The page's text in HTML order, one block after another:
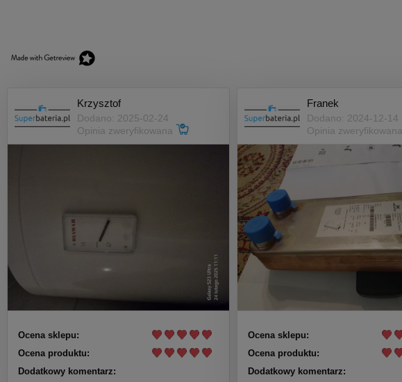
Krzysztof
Dodano: 2025-02-24
Opinia zweryfikowana
Ocena sklepu:
Ocena produktu:
Dodatkowy komentarz:
Franek
Dodano: 2024-12-14
Opinia zweryfikowana
Ocena sklepu:
Ocena produktu:
Dodatkowy komentarz: